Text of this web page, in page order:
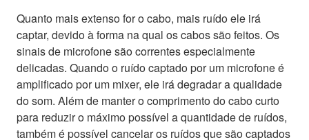
Quanto mais extenso for o cabo, mais ruído ele irá
captar, devido à forma na qual os cabos são feitos. Os
sinais de microfone são correntes especialmente
delicadas. Quando o ruído captado por um microfone é
amplificado por um mixer, ele irá degradar a qualidade
do som. Além de manter o comprimento do cabo curto
para reduzir o máximo possível a quantidade de ruídos,
também é possível cancelar os ruídos que são captados